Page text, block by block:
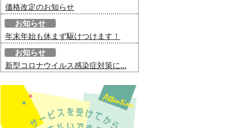
価格改定のお知らせ
お知らせ
年末年始も休まず駆けつけます！
お知らせ
新型コロナウイルス感染症対策に...